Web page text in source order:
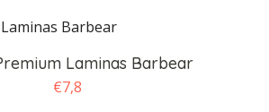
Laminas Barbear
€7,8